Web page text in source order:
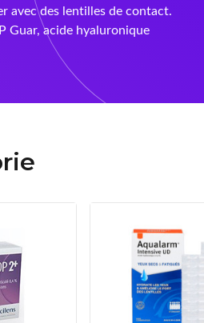
avec des lentilles de contact.
Guar, acide hyaluronique